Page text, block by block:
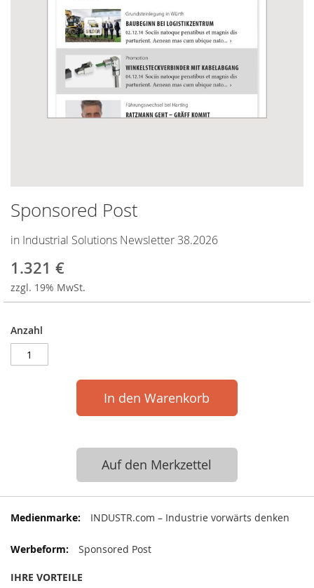
Sponsored Post
in Industrial Solutions Newsletter 38.2026
1.321 €
zzgl. 19% MwSt.
Anzahl
In den Warenkorb
Auf den Merkzettel
to
the
beginning
of
the
images
gallery
Informationen
INDUSTR.com – Industrie vorwärts denken
Sponsored Post
IHRE VORTEILE